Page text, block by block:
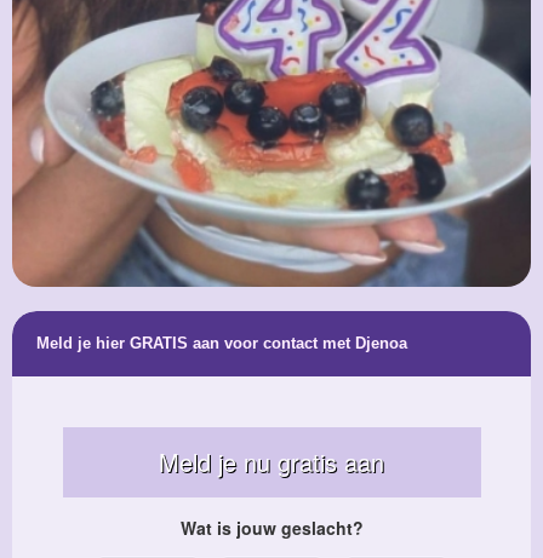
Meld je hier GRATIS aan voor contact met Djenoa